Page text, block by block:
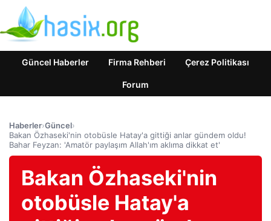
Güncel Haberler Firma Rehberi Çerez Politikası
Forum
Haberler›Güncel›
Bakan Özhaseki'nin otobüsle Hatay'a gittiği anlar gündem oldu!
Bahar Feyzan: 'Amatör paylaşım Allah'ım aklıma dikkat et'
Bakan Özhaseki'nin
otobüsle Hatay'a